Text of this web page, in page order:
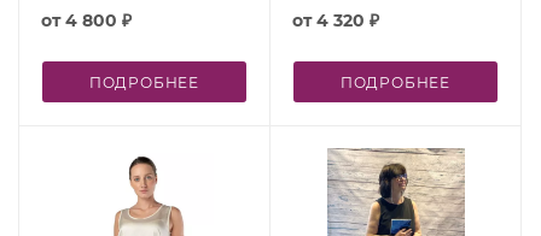
от4 800 ₽
ПОДРОБНЕЕ
от4 320 ₽
ПОДРОБНЕЕ